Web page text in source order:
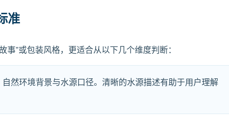
准
”或包装风格，更适合从以下几个维度判断：
然环境背景与水源口径。清晰的水源描述有助于用户理解